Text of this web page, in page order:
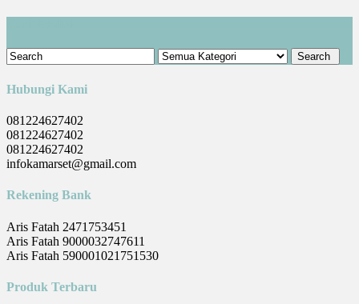
Hubungi Kami
081224627402
081224627402
081224627402
infokamarset@gmail.com
Rekening Bank
Aris Fatah 2471753451
Aris Fatah 9000032747611
Aris Fatah 590001021751530
Produk Terbaru